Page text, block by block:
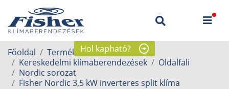
Hol kapható?
Főoldal
Termékek
Kereskedelmi klímaberendezések
Oldalfali
Nordic sorozat
Fisher Nordic 3,5 kW inverteres split klíma